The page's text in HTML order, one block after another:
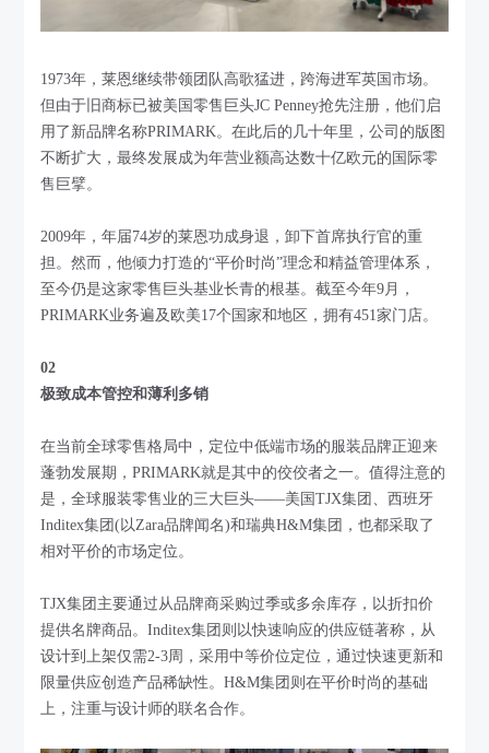
1973年，莱恩继续带领团队高歌猛进，跨海进军英国市场。
但由于旧商标已被美国零售巨头JC Penney抢先注册，他们启
用了新品牌名称PRIMARK。在此后的几十年里，公司的版图
不断扩大，最终发展成为年营业额高达数十亿欧元的国际零
售巨擘。
2009年，年届74岁的莱恩功成身退，卸下首席执行官的重
担。然而，他倾力打造的“平价时尚”理念和精益管理体系，
至今仍是这家零售巨头基业长青的根基。截至今年9月，
PRIMARK业务遍及欧美17个国家和地区，拥有451家门店。
02
极致成本管控和薄利多销
在当前全球零售格局中，定位中低端市场的服装品牌正迎来
蓬勃发展期，PRIMARK就是其中的佼佼者之一。值得注意的
是，全球服装零售业的三大巨头——美国TJX集团、西班牙
Inditex集团(以Zara品牌闻名)和瑞典H&M集团，也都采取了
相对平价的市场定位。
TJX集团主要通过从品牌商采购过季或多余库存，以折扣价
提供名牌商品。Inditex集团则以快速响应的供应链著称，从
设计到上架仅需2-3周，采用中等价位定位，通过快速更新和
限量供应创造产品稀缺性。H&M集团则在平价时尚的基础
上，注重与设计师的联名合作。